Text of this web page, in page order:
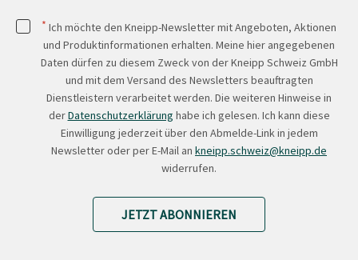
* Ich möchte den Kneipp-Newsletter mit Angeboten, Aktionen
und Produktinformationen erhalten. Meine hier angegebenen
Daten dürfen zu diesem Zweck von der Kneipp Schweiz GmbH
und mit dem Versand des Newsletters beauftragten
Dienstleistern verarbeitet werden. Die weiteren Hinweise in
derDatenschutzerklärung habe ich gelesen. Ich kann diese
Einwilligung jederzeit über den Abmelde-Link in jedem
Newsletter oder per E-Mail an kneipp.schweiz@kneipp.de
widerrufen.
JETZT ABONNIEREN